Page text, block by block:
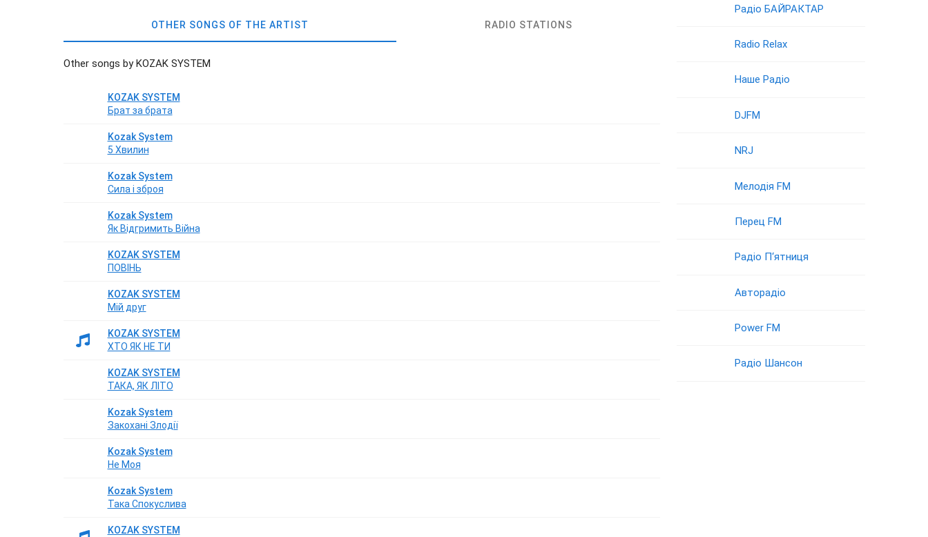
OTHER SONGS OF THE ARTIST RADIO STATIONS
Other songs by KOZAK SYSTEM
KOZAK SYSTEM
Брат за брата
Kozak System
5 Хвилин
Kozak System
Сила і зброя
Kozak System
Як Відгримить Війна
KOZAK SYSTEM
ПОВІНЬ
KOZAK SYSTEM
Мій друг
KOZAK SYSTEM
ХТО ЯК НЕ ТИ
KOZAK SYSTEM
ТАКА, ЯК ЛІТО
Kozak System
Закохані Злодії
Kozak System
Не Моя
Kozak System
Така Спокуслива
KOZAK SYSTEM
Радіо БАЙРАКТАР
Radio Relax
Наше Радіо
DJFM
NRJ
Мелодія FM
Перец FM
Радіо П‘ятниця
Авторадіо
Power FM
Радіо Шансон